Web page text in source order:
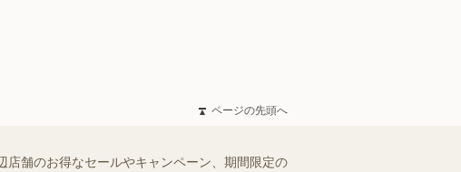
ページの先頭へ
店舗のお得なセールやキャンペーン、期間限定の